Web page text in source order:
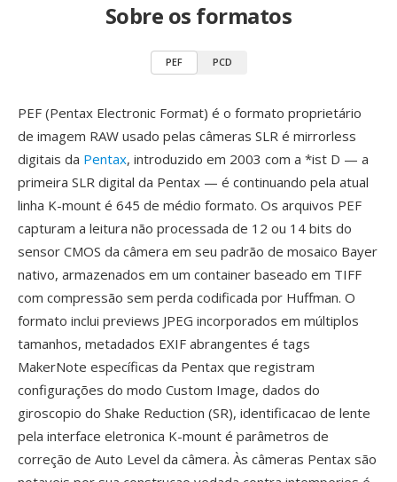
Sobre os formatos
PEF PCD
PEF (Pentax Electronic Format) é o formato proprietário
de imagem RAW usado pelas câmeras SLR é mirrorless
digitais da Pentax, introduzido em 2003 com a *ist D — a
primeira SLR digital da Pentax — é continuando pela atual
linha K-mount é 645 de médio formato. Os arquivos PEF
capturam a leitura não processada de 12 ou 14 bits do
sensor CMOS da câmera em seu padrão de mosaico Bayer
nativo, armazenados em um container baseado em TIFF
com compressão sem perda codificada por Huffman. O
formato inclui previews JPEG incorporados em múltiplos
tamanhos, metadados EXIF abrangentes é tags
MakerNote específicas da Pentax que registram
configurações do modo Custom Image, dados do
giroscopio do Shake Reduction (SR), identificacao de lente
pela interface eletronica K-mount é parâmetros de
correção de Auto Level da câmera. Às câmeras Pentax são